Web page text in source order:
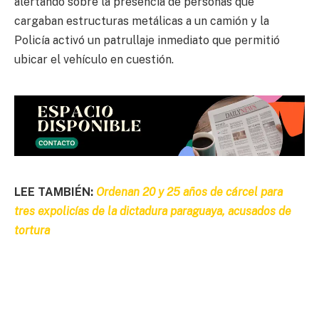
cargaban estructuras metálicas a un camión y la
Policía activó un patrullaje inmediato que permitió
ubicar el vehículo en cuestión.
LEE TAMBIÉN: Ordenan 20 y 25 años de cárcel para
tres expolicías de la dictadura paraguaya, acusados de
tortura